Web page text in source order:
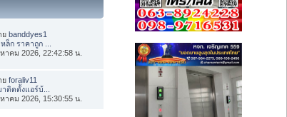
ยbanddyes1
ล็ก ราคาถูก ...
าคม 2026, 22:42:58 น.
ยforaliv11
ติดตั้งแอร์บ้...
าคม 2026, 15:30:55 น.